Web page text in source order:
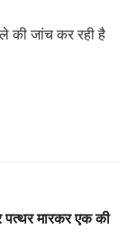
की जांच कर रही है
पत्थर मारकर एक की